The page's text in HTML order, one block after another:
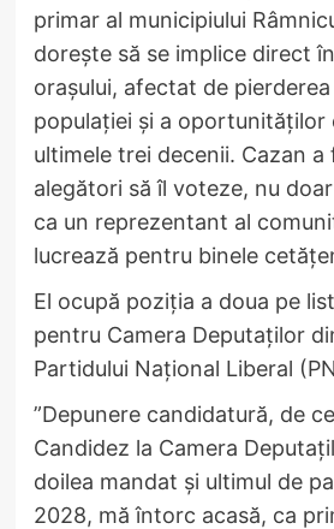
primar al municipiului
dorește să se implice direct
orașului, afectat de pierderea
populației și a oportunităților
ultimele trei decenii. Cazan a
alegători să îl voteze, nu
ca un reprezentant al
lucrează pentru binele
El ocupă poziția a doua pe
pentru Camera Deputaților
Partidului Național Liberal
”Depunere candidatură, de
Candidez la Camera
doilea mandat și ultimul de
2028, mă întorc acasă, ca